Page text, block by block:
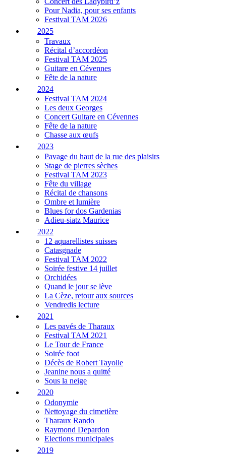
Pour Nadia, pour ses enfants
Festival TAM 2026
2025
Travaux
Récital d’accordéon
Festival TAM 2025
Guitare en Cévennes
Fête de la nature
2024
Festival TAM 2024
Les deux Georges
Concert Guitare en Cévennes
Fête de la nature
Chasse aux œufs
2023
Pavage du haut de la rue des plaisirs
Stage de pierres sèches
Festival TAM 2023
Fête du village
Récital de chansons
Ombre et lumière
Blues for dos Gardenias
Adieu-siatz Maurice
2022
12 aquarellistes suisses
Catasgnade
Festival TAM 2022
Soirée festive 14 juillet
Orchidées
Quand le jour se lève
La Cèze, retour aux sources
Vendredis lecture
2021
Les pavés de Tharaux
Festival TAM 2021
Le Tour de France
Soirée foot
Décès de Robert Tayolle
Jeanine nous a quitté
Sous la neige
2020
Odonymie
Nettoyage du cimetière
Tharaux Rando
Raymond Depardon
Elections municipales
2019